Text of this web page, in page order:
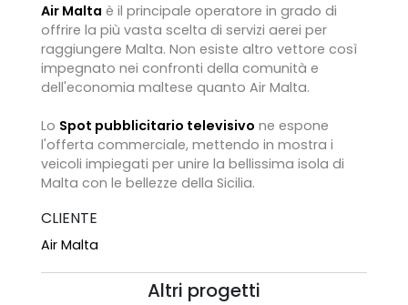
Air Malta è il principale operatore in grado di
offrire la più vasta scelta di servizi aerei per
raggiungere Malta. Non esiste altro vettore così
impegnato nei confronti della comunità e
dell'economia maltese quanto Air Malta.
Lo Spot pubblicitario televisivo ne espone
l'offerta commerciale, mettendo in mostra i
veicoli impiegati per unire la bellissima isola di
Malta con le bellezze della Sicilia.
CLIENTE
Air Malta
Altri progetti